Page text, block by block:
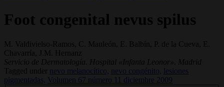
Foot congenital nevus spilus
M. Valdivielso-Ramos, C. Mauleón, E. Balbín, P. de la Cueva, E.
Chavarría, J.M. Hernanz
Servicio de Dermatología. Hospital «Infanta Leonor». Madrid
Tagged under
nevo melanocítico, nevo congénito,
lesiones
pigmentadas,
Volumen 67 número 11 diciembre 2009